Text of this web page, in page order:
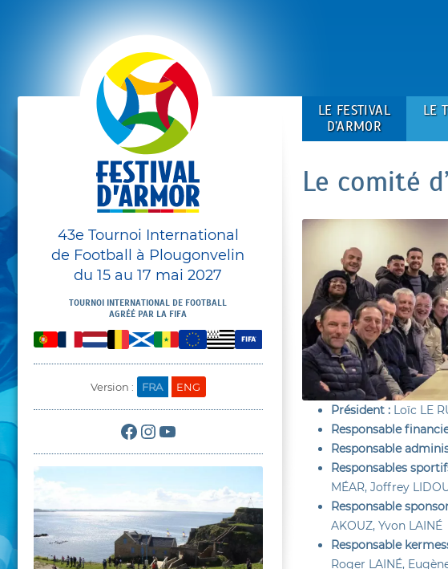
43e Tournoi International
de Football à Plougonvelin
du 15 au 17 mai 2027
TOURNOI INTERNATIONAL DE FOOTBALL
AGRÉÉ PAR LA FIFA
Version : FRA ENG
Facebook
Instagram
LE FESTIVAL
D’ARMOR
LE
Le comité
Président : Loïc LE
Responsable
Responsable
Responsables
MÉAR, Joffrey
Responsable
AKOUZ, Yvon LAINÉ
Responsable
Roger LAINÉ,